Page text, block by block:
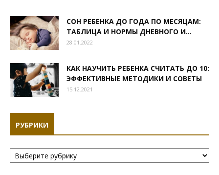
СОН РЕБЕНКА ДО ГОДА ПО МЕСЯЦАМ:
ТАБЛИЦА И НОРМЫ ДНЕВНОГО И...
28.01.2022
КАК НАУЧИТЬ РЕБЕНКА СЧИТАТЬ ДО 10:
ЭФФЕКТИВНЫЕ МЕТОДИКИ И СОВЕТЫ
15.12.2021
РУБРИКИ
Рубрики